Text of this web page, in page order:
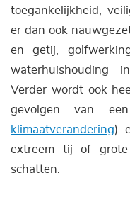
toegankelijkheid,
er dan ook
en getij,
waterhuishouding
Verder wordt ook
gevolgen van
klimaatverandering)
extreem tij of grote
schatten.